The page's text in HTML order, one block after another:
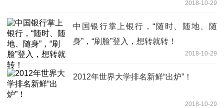
2018-10-29
中国银行掌上银行，“随时、随地、随
身”，“刷脸”登入，想转就转！
2018-10-29
2012年世界大学排名新鲜“出炉”！
2018-10-29